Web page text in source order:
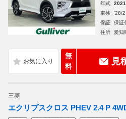
年式
車検
'28/2
保証
保証
住所
愛知
無
料
見
三菱
エクリプスクロス PHEV 2.4 P